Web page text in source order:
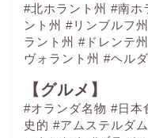
#北ホラント州 #南ホ
ント州 #リンブルフ
ラント州 #ドレンテ
ヴォラント州 #ヘル
【グルメ】
#オランダ名物 #日本
史的 #アムステルダム